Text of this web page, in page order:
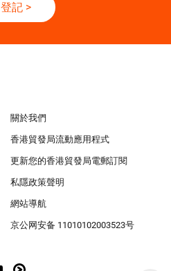
登記 >
關於我們
香港貿發局流動應用程式
更新您的香港貿發局電郵訂閱
私隱政策聲明
網站導航
京公网安备 11010102003523号